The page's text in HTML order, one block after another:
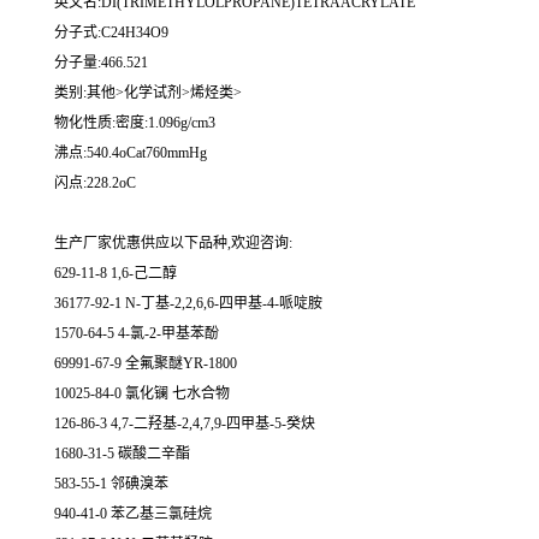
分子式:C24H34O9
分子量:466.521
类别:其他>化学试剂>烯烃类>
物化性质:密度:1.096g/cm3
沸点:540.4oCat760mmHg
闪点:228.2oC
生产厂家优惠供应以下品种,欢迎咨询:
629-11-8 1,6-己二醇
36177-92-1 N-丁基-2,2,6,6-四甲基-4-哌啶胺
1570-64-5 4-氯-2-甲基苯酚
69991-67-9 全氟聚醚YR-1800
10025-84-0 氯化镧 七水合物
126-86-3 4,7-二羟基-2,4,7,9-四甲基-5-癸炔
1680-31-5 碳酸二辛酯
583-55-1 邻碘溴苯
940-41-0 苯乙基三氯硅烷